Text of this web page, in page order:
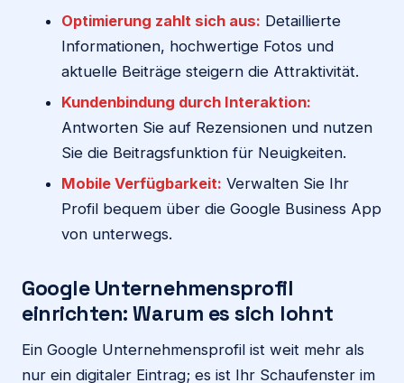
Optimierung zahlt sich aus: Detaillierte
Informationen, hochwertige Fotos und
aktuelle Beiträge steigern die Attraktivität.
Kundenbindung durch Interaktion:
Antworten Sie auf Rezensionen und nutzen
Sie die Beitragsfunktion für Neuigkeiten.
Mobile Verfügbarkeit: Verwalten Sie Ihr
Profil bequem über die Google Business App
von unterwegs.
Google Unternehmensprofil
einrichten: Warum es sich lohnt
Ein Google Unternehmensprofil ist weit mehr als
nur ein digitaler Eintrag; es ist Ihr Schaufenster im